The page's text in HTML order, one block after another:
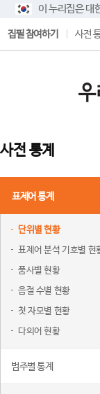
이 누리집은 대
집필 참여하기 사전
사전 통계
표제어 통계
단위별 현황
표제어 분석 기호별 현
품사별 현황
음절 수별 현황
첫 자모별 현황
다의어 현황
범주별 통계